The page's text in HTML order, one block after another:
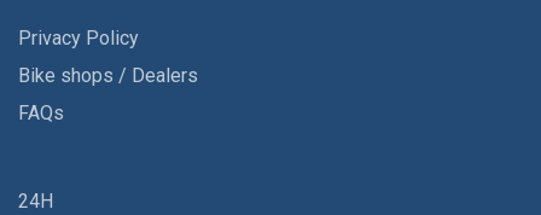
Privacy Policy
Bike shops / Dealers
FAQs
24H